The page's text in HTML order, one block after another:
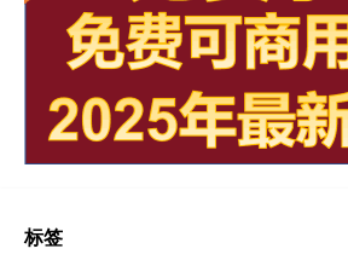
标签